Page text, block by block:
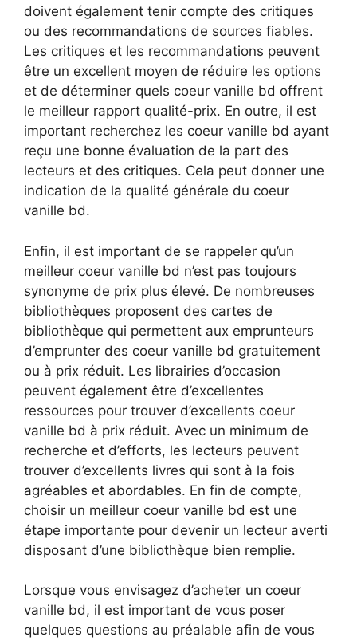
doivent également tenir compte des critiques
ou des recommandations de sources fiables.
Les critiques et les recommandations peuvent
être un excellent moyen de réduire les options
et de déterminer quels coeur vanille bd offrent
le meilleur rapport qualité-prix. En outre, il est
important recherchez les coeur vanille bd ayant
reçu une bonne évaluation de la part des
lecteurs et des critiques. Cela peut donner une
indication de la qualité générale du coeur
vanille bd.
Enfin, il est important de se rappeler qu’un
meilleur coeur vanille bd n’est pas toujours
synonyme de prix plus élevé. De nombreuses
bibliothèques proposent des cartes de
bibliothèque qui permettent aux emprunteurs
d’emprunter des coeur vanille bd gratuitement
ou à prix réduit. Les librairies d’occasion
peuvent également être d’excellentes
ressources pour trouver d’excellents coeur
vanille bd à prix réduit. Avec un minimum de
recherche et d’efforts, les lecteurs peuvent
trouver d’excellents livres qui sont à la fois
agréables et abordables. En fin de compte,
choisir un meilleur coeur vanille bd est une
étape importante pour devenir un lecteur averti
disposant d’une bibliothèque bien remplie.
Lorsque vous envisagez d’acheter un coeur
vanille bd, il est important de vous poser
quelques questions au préalable afin de vous